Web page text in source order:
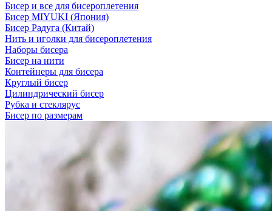
Бисер и все для бисероплетения
Бисер MIYUKI (Япония)
Бисер Радуга (Китай)
Нить и иголки для бисероплетения
Наборы бисера
Бисер на нити
Контейнеры для бисера
Круглый бисер
Цилиндрический бисер
Рубка и стеклярус
Бисер по размерам